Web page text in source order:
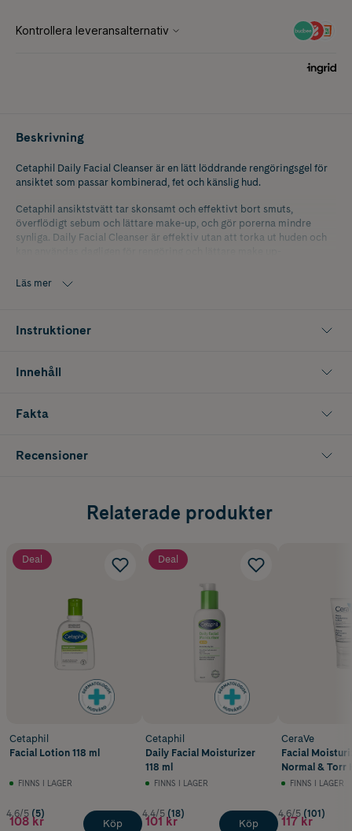
Beskrivning
Cetaphil Daily Facial Cleanser är en lätt löddrande rengöringsgel för
ansiktet som passar kombinerad, fet och känslig hud.
Cetaphil ansiktstvätt tar skonsamt och effektivt bort smuts,
överflödigt sebum och lättare make-up, och gör porerna mindre
synliga. Daily Facial Cleanser är effektiv utan att torka ut huden och
rengöra på djupet, minimera porerna samt balansera pH-värdet och
Ansiktsrengöring för kombinerad hud och fet hud.
Läs mer
Instruktioner
Innehåll
Fakta
Recensioner
Relaterade produkter
Deal
Cetaphil
Facial Lotion 118 ml
FINNS I LAGER
4.6/5 (5)
108 kr Köp
Deal
Cetaphil
Daily Facial Moisturizer
118 ml
FINNS I LAGER
4.4/5 (18)
101 kr Köp
CeraVe
Facial
Normal & Torr
FINNS I LAGER
4.6/5 (101)
117 kr